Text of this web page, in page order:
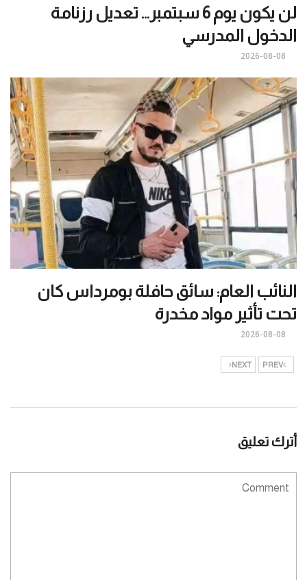
لن يكون يوم 6 سبتمبر… تعديل رزنامة
الدخول المدرسي
2026-08-08
النائب العام: سائق حافلة بومرداس كان
تحت تأثير مواد مخدرة
2026-08-08
PREV
NEXT
أترك تعليق